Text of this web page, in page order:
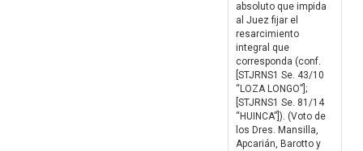
absoluto que impida
al Juez fijar el
resarcimiento
integral que
corresponda (conf.
[STJRNS1 Se. 43/10
“LOZA LONGO”];
[STJRNS1 Se. 81/14
“HUINCA”]). (Voto de
los Dres. Mansilla,
Apcarián, Barotto y